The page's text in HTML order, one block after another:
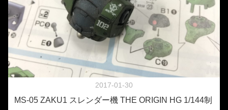
2017-01-30
MS-05 ZAKU1 スレンダー機 THE ORIGIN HG 1/144制